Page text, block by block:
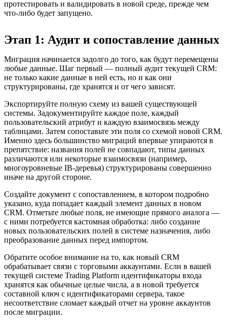
протестировать и валидировать в новой среде, прежде чем
что-либо будет запущено.
Этап 1: Аудит и сопоставление данных
Миграция начинается задолго до того, как будут перемещены
любые данные. Шаг первый — полный аудит текущей CRM:
не только какие данные в ней есть, но и как они
структурированы, где хранятся и от чего зависят.
Экспортируйте полную схему из вашей существующей
системы. Задокументируйте каждое поле, каждый
пользовательский атрибут и каждую взаимосвязь между
таблицами. Затем сопоставьте эти поля со схемой новой CRM.
Именно здесь большинство миграций впервые упираются в
препятствие: названия полей не совпадают, типы данных
различаются или некоторые взаимосвязи (например,
многоуровневые IB-деревья) структурированы совершенно
иначе на другой стороне.
Создайте документ с сопоставлением, в котором подробно
указано, куда попадает каждый элемент данных в новом
CRM. Отметьте любые поля, не имеющие прямого аналога —
с ними потребуется кастомная обработка: либо создание
новых пользовательских полей в системе назначения, либо
преобразование данных перед импортом.
Обратите особое внимание на то, как новый CRM
обрабатывает связи с торговыми аккаунтами. Если в вашей
текущей системе Trading Platform идентификаторы входа
хранятся как обычные целые числа, а в новой требуется
составной ключ с идентификаторами сервера, такое
несоответствие сломает каждый отчет на уровне аккаунтов
после миграции.